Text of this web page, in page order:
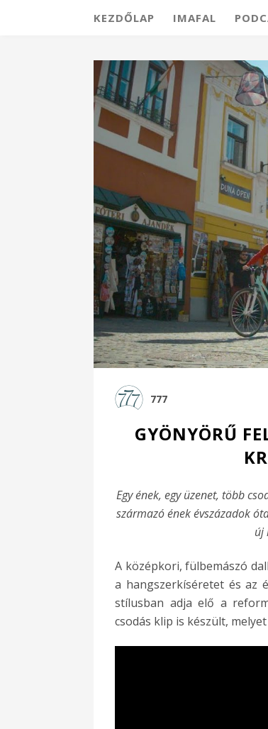
KEZDŐLAP IMAFAL
777
GYÖNYÖRŰ
Egy ének, egy üzenet, több
származó ének évszázadok
új
A középkori, fülbemászó
a hangszerkíséretet és az
stílusban adja elő a
csodás klip is készült,